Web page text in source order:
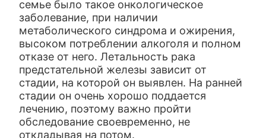
семье было такое онкологическое
заболевание, при наличии
метаболического синдрома и ожирения,
высоком потреблении алкоголя и полном
отказе от него. Летальность рака
предстательной железы зависит от
стадии, на которой он выявлен. На ранней
стадии он очень хорошо поддается
лечению, поэтому важно пройти
обследование своевременно, не
откладывая на потом.